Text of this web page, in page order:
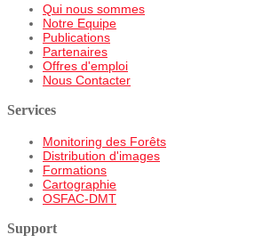
Qui nous sommes
Notre Equipe
Publications
Partenaires
Offres d'emploi
Nous Contacter
Services
Monitoring des Forêts
Distribution d'images
Formations
Cartographie
OSFAC-DMT
Support